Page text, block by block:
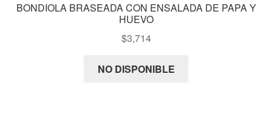
BONDIOLA BRASEADA CON ENSALADA DE PAPA Y
HUEVO
$3,714
NO DISPONIBLE